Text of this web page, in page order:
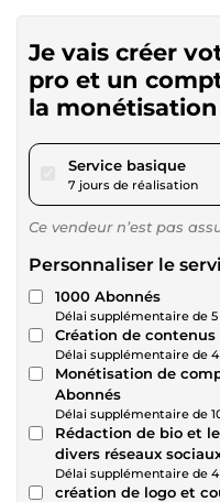
Je vais créer
pro et un
la monétisation
Service basiquepour
7 jours de réalisation
Ce vendeur n’est pas
Personnaliser le
1000 Abonnés
Délai supplémentaire de
Création de contenus
Délai supplémentaire de
Monétisation de
Abonnés
Délai supplémentaire de
Rédaction de bio et
divers réseaux
Délai supplémentaire de
création de logo et